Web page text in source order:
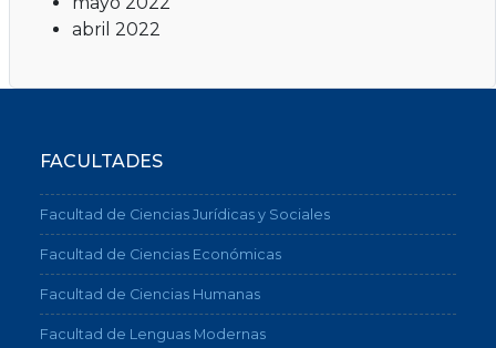
abril 2022
FACULTADES
Facultad de Ciencias Jurídicas y Sociales
Facultad de Ciencias Económicas
Facultad de Ciencias Humanas
Facultad de Lenguas Modernas